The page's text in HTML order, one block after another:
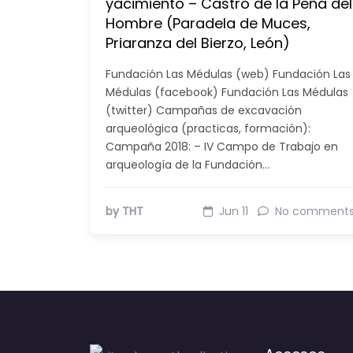
Hombre (Paradela de Muces,
Priaranza del Bierzo, León)
Fundación Las Médulas (web) Fundación Las
Médulas (facebook) Fundación Las Médulas
(twitter) Campañas de excavación
arqueológica (practicas, formación):
Campaña 2018: – IV Campo de Trabajo en
arqueología de la Fundación…
by THT Jun 11 No